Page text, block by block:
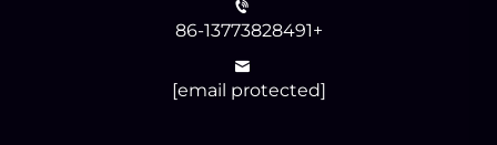
+86-13773828491
[email protected]